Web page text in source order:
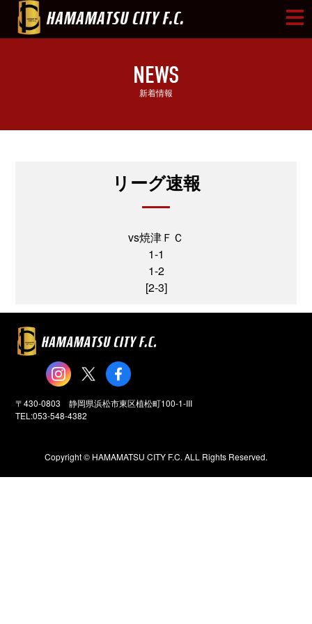
NEWS
新着情報
リーグ速報
vs焼津ＦＣ
1-1
1-2
[2-3]
〒430-0803 静岡県浜松市東区植松町100-1-III
TEL:053-548-4382
Copyright ©️ HAMAMATSU CITY F.C. ALL Rights Reserved.